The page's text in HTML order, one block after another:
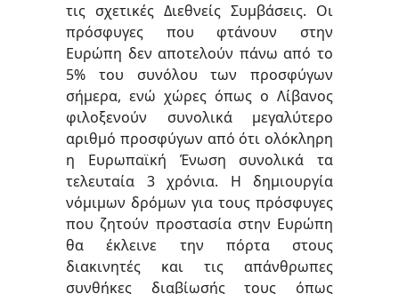
τις σχετικές Διεθνείς Συμβάσεις. Οι
πρόσφυγες που φτάνουν στην
Ευρώπη δεν αποτελούν πάνω από το
5% του συνόλου των προσφύγων
σήμερα, ενώ χώρες όπως ο Λίβανος
φιλοξενούν συνολικά μεγαλύτερο
αριθμό προσφύγων από ότι ολόκληρη
η Ευρωπαϊκή Ένωση συνολικά τα
τελευταία 3 χρόνια. Η δημιουργία
νόμιμων δρόμων για τους πρόσφυγες
που ζητούν προστασία στην Ευρώπη
θα έκλεινε την πόρτα στους
διακινητές και τις απάνθρωπες
συνθήκες διαβίωσής τους όπως